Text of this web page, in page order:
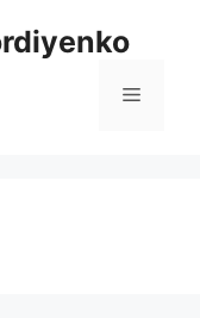
Menu